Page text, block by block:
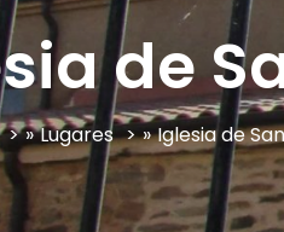
de
» Lugares » Iglesia de